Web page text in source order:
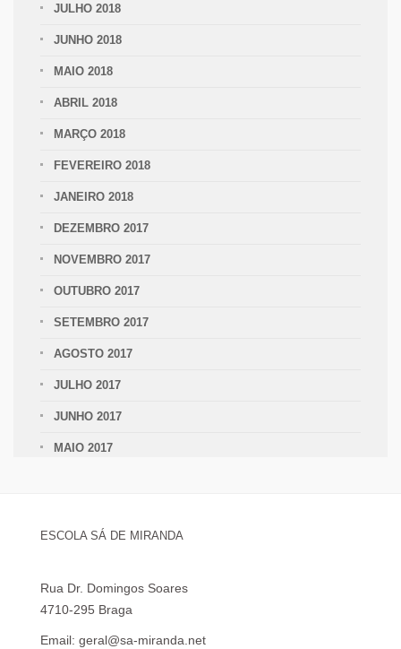
JULHO 2018
JUNHO 2018
MAIO 2018
ABRIL 2018
MARÇO 2018
FEVEREIRO 2018
JANEIRO 2018
DEZEMBRO 2017
NOVEMBRO 2017
OUTUBRO 2017
SETEMBRO 2017
AGOSTO 2017
JULHO 2017
JUNHO 2017
MAIO 2017
ESCOLA SÁ DE MIRANDA
Rua Dr. Domingos Soares
4710-295 Braga
Email: geral@sa-miranda.net